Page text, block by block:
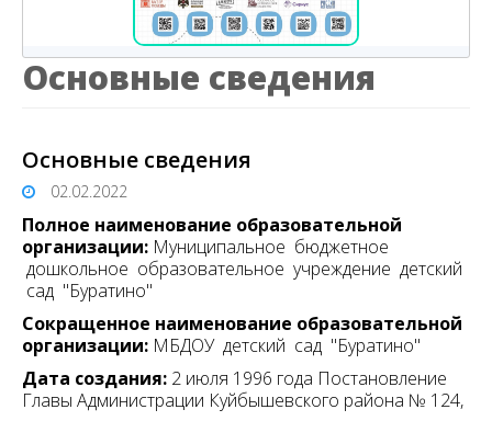
Основные сведения
Основные сведения
02.02.2022
Полное наименование образовательной
организации: Муниципальное бюджетное
дошкольное образовательное учреждение детский
сад "Буратино"
Сокращенное наименование образовательной
организации: МБДОУ детский сад "Буратино"
Дата создания: 2 июля 1996 года Постановление
Главы Администрации Куйбышевского района № 124,